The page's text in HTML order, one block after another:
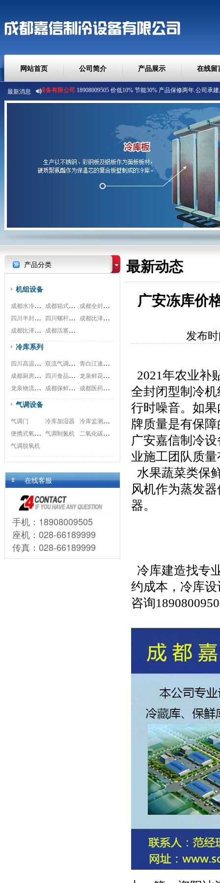
网站首页 公司简介 产品展示 在线留
最新消息
成都嘉信制冷设备有限公司 18908009505 价低10% 节能30% 产品保修两年.公司承
产品分类
机组设备
成都水冷式机组
成都箱式一体机
成都全封闭机组
四川半封闭机组
四川螺杆式机组
成都比泽尔螺杆
成都比泽尔双极
成都活塞式机组
冷库系列
四川高温冷库工程
双流气调冷库工程
青白江速冻冷库安装工程
成都厨房冷库安装工程
四川食品冷库安装工程
龙泉鲜花冷库安装工程
龙泉物流冷库安装工程
成都保鲜冷库安装工程
成都医药冷库安装工程
气调设备
气调门 冷库加湿器
冷库监测系统
便携式氧测试仪 气调制氮机 二氧化碳脱除
气调脱氧机
在线客服
手机：18908009505
座机：028-66189999
传真：028-66189999
最新动态
广安冻库价
发布
2021年农业补
全封闭型制冷
行时噪音。如
牌质量是有保
广安嘉信制冷
业施工团队质
水果蔬菜类保
风机作为蒸发
器。
冷库建造找专
约成本，冷库
咨询